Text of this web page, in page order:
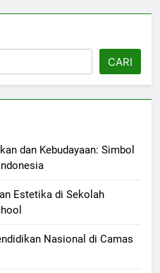
CARI
dan Kebudayaan: Simbol
Estetika di Sekolah
Nasional di Camas